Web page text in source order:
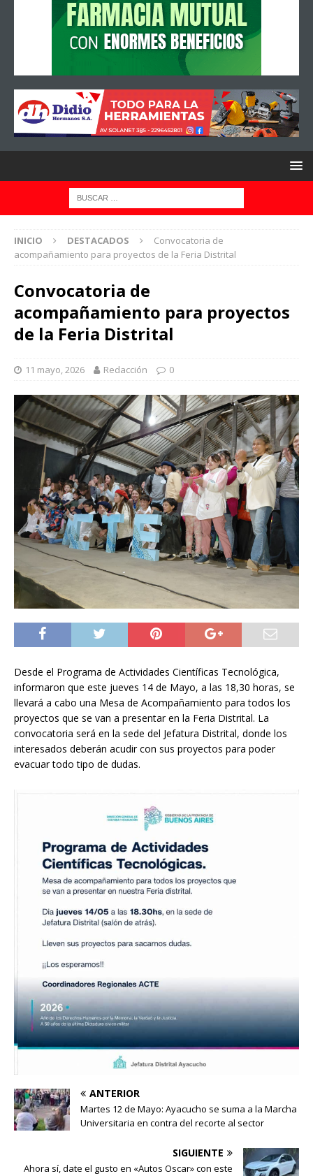
INICIO DESTACADOS
Convocatoria de
acompañamiento para proyectos de la Feria Distrital
Convocatoria de
acompañamiento para proyectos
de la Feria Distrital
11 mayo, 2026 Redacción 0
Desde el Programa de Actividades Científicas Tecnológica,
informaron que este jueves 14 de Mayo, a las 18,30 horas, se
llevará a cabo una Mesa de Acompañamiento para todos los
proyectos que se van a presentar en la Feria Distrital. La
convocatoria será en la sede del Jefatura Distrital, donde los
interesados deberán acudir con sus proyectos para poder
evacuar todo tipo de dudas.
ANTERIOR
Martes 12 de Mayo: Ayacucho se suma a la Marcha
Universitaria en contra del recorte al sector
SIGUIENTE
Ahora sí, date el gusto en «Autos Oscar» con este